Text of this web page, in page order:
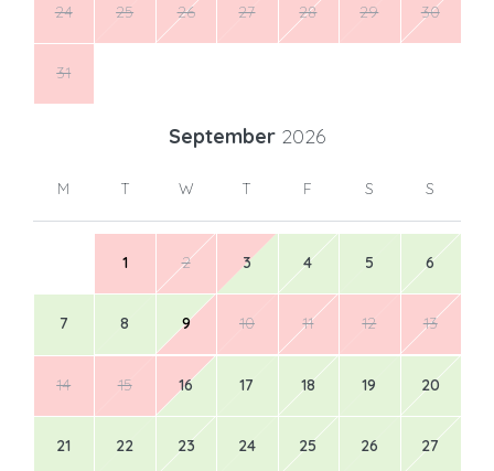
24 25 26 27 28 29 30
31
September 2026
M T W T F S S
1 2 3 4 5 6
7 8 9 10 11 12 13
14 15 16 17 18 19 20
21 22 23 24 25 26 27